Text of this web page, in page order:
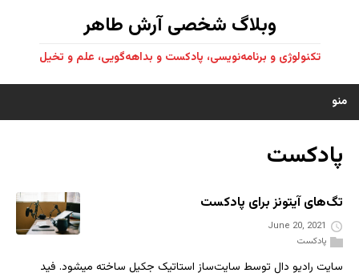
وبلاگ شخصی آرش طاهر
تکنولوژی و برنامه‌نویسی، پادکست و بداهه‌گویی، علم و تخیل
منو
پادکست
تگ‌های آیتونز برای پادکست
June 20, 2021
پادکست
سایت رادیو دال توسط سایت‌ساز استاتیک جکیل ساخته میشود. فید